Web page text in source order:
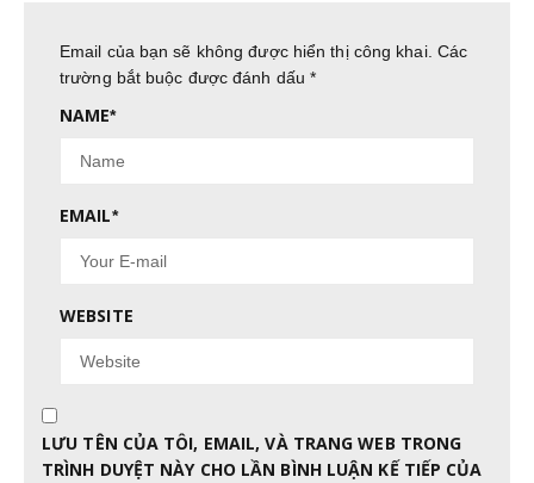
Email của bạn sẽ không được hiển thị công khai. Các
trường bắt buộc được đánh dấu*
NAME*
EMAIL*
WEBSITE
LƯU TÊN CỦA TÔI, EMAIL, VÀ TRANG WEB TRONG
TRÌNH DUYỆT NÀY CHO LẦN BÌNH LUẬN KẾ TIẾP CỦA